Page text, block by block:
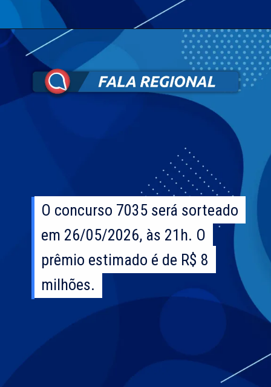
O concurso 7035 será sorteado
em 26/05/2026, às 21h. O
prêmio estimado é de R$ 8
milhões.
O concurso 7035 será sorteado
em 26/05/2026, às 21h. O
prêmio estimado é de R$ 8
milhões.